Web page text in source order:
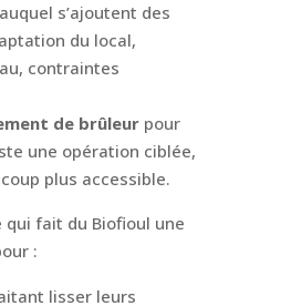
s’ajoutent des
du local,
contraintes
de brûleurpour
une opération ciblée,
plus accessible.
qui fait du Biofioul une
:
lisser leurs